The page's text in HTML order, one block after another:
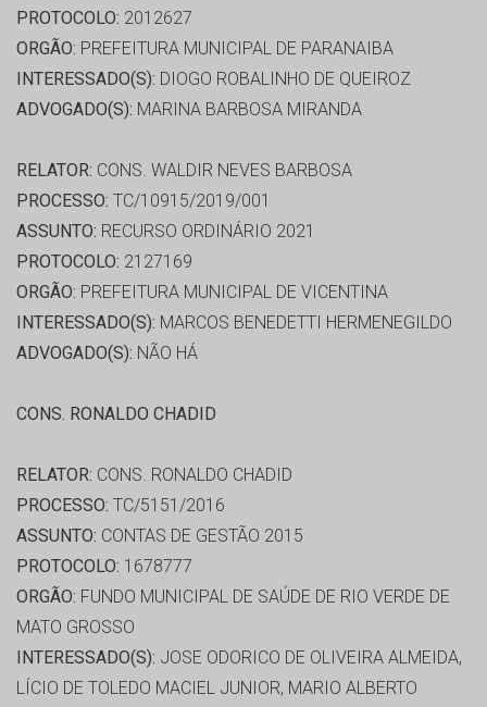
PROTOCOLO: 2012627
ORGÃO: PREFEITURA MUNICIPAL DE PARANAIBA
INTERESSADO(S): DIOGO ROBALINHO DE QUEIROZ
ADVOGADO(S): MARINA BARBOSA MIRANDA
RELATOR: CONS. WALDIR NEVES BARBOSA
PROCESSO: TC/10915/2019/001
ASSUNTO: RECURSO ORDINÁRIO 2021
PROTOCOLO: 2127169
ORGÃO: PREFEITURA MUNICIPAL DE VICENTINA
INTERESSADO(S): MARCOS BENEDETTI HERMENEGILDO
ADVOGADO(S): NÃO HÁ
CONS. RONALDO CHADID
RELATOR: CONS. RONALDO CHADID
PROCESSO: TC/5151/2016
ASSUNTO: CONTAS DE GESTÃO 2015
PROTOCOLO: 1678777
ORGÃO: FUNDO MUNICIPAL DE SAÚDE DE RIO VERDE DE
MATO GROSSO
INTERESSADO(S): JOSE ODORICO DE OLIVEIRA ALMEIDA,
LÍCIO DE TOLEDO MACIEL JUNIOR, MARIO ALBERTO